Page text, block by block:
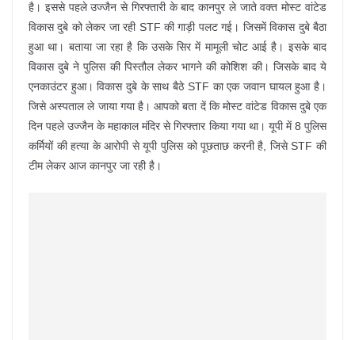
है। इससे पहले उज्जैन से गिरफ्तारी के बाद कानपुर ले जाते वक्त मोस्ट वांटेड
विकास दुबे को लेकर जा रही STF की गाड़ी पलट गई। जिसमें विकास दुबे बैठा
हुआ था। बताया जा रहा है कि उसके सिर में मामूली चोट आई है। इसके बाद
विकास दुबे ने पुलिस की पिस्तौल लेकर भागने की कोशिश की। जिसके बाद ये
एनकाउंटर हुआ। विकास दुबे के साथ बैठे STF का एक जवान घायल हुआ है।
जिसे अस्पताल ले जाया गया है। आपको बता दें कि मोस्ट वांटेड विकास दुबे एक
दिन पहले उज्जैन के महाकाल मंदिर से गिरफ्तार किया गया था। यूपी में 8 पुलिस
कर्मियों की हत्या के आरोपी से यूपी पुलिस को पूछताछ करनी है, जिसे STF की
टीम लेकर आज कानपुर जा रही है।